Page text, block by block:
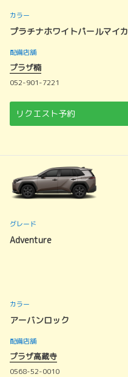
カラー
プラチナホワイトパールマイカ
配備店舗
プラザ楠
052-901-7221
リクエスト予約
グレード
Adventure
カラー
アーバンロック
配備店舗
プラザ高蔵寺
0568-52-0010